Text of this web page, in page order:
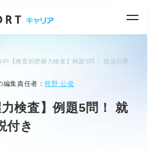
編集責任者：熊野 公俊
検査】例題5問！ 就
付き